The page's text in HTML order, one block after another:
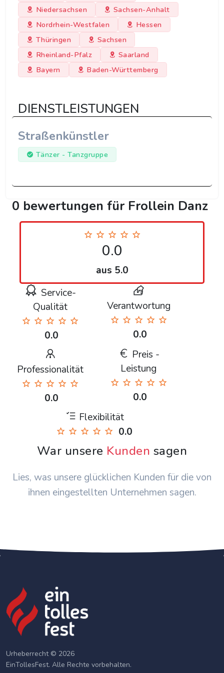
Niedersachsen
Sachsen-Anhalt
Nordrhein-Westfalen
Hessen
Thüringen
Sachsen
Rheinland-Pfalz
Saarland
Bayern
Baden-Württemberg
DIENSTLEISTUNGEN
Straßenkünstler
Tänzer - Tanzgruppe
0 bewertungen für Frollein Danz
0.0
aus 5.0
Service-
Qualität
0.0
Verantwortung
0.0
Professionalität
0.0
Preis -
Leistung
0.0
Flexibilität
0.0
War unsere Kunden sagen
Lies, was unsere glücklichen Kunden für die von
ihnen eingestellten Unternehmen sagen.
Urheberrecht © 2026
EinTollesFest. Alle Rechte vorbehalten.